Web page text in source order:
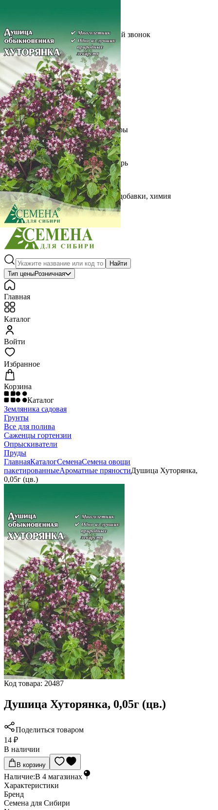
Обратный звонок Заказать обратный звонок
Каталог
Семена
Грунты
Газонные травы, сидераты
Горшки, рассадники, аксессуары
Посадочный материал
Садовый инструмент, инвентарь
Консервирование
Средства защиты, удобрения, добавки, химия
Обустройство сада, декор
Найти
Тип ценыРозничная
Главная
Каталог
Войти
Избранное
Корзина
Каталог
Земляника садовая
Грунты
Все для полива
Саженцы гортензии
Опрыскиватели
Пруды
ГлавнаяКаталогСеменаСемена овощи
пакетированныеАроматные пряностиДушица Хуторянка,
0,05г (цв.)
Код товара: 20487
Душица Хуторянка, 0,05г (цв.)
Поделиться товаром
14 ₽
В наличии
В корзину
Наличие:В 4 магазинах
Характеристики
Бренд
Семена для Сибири